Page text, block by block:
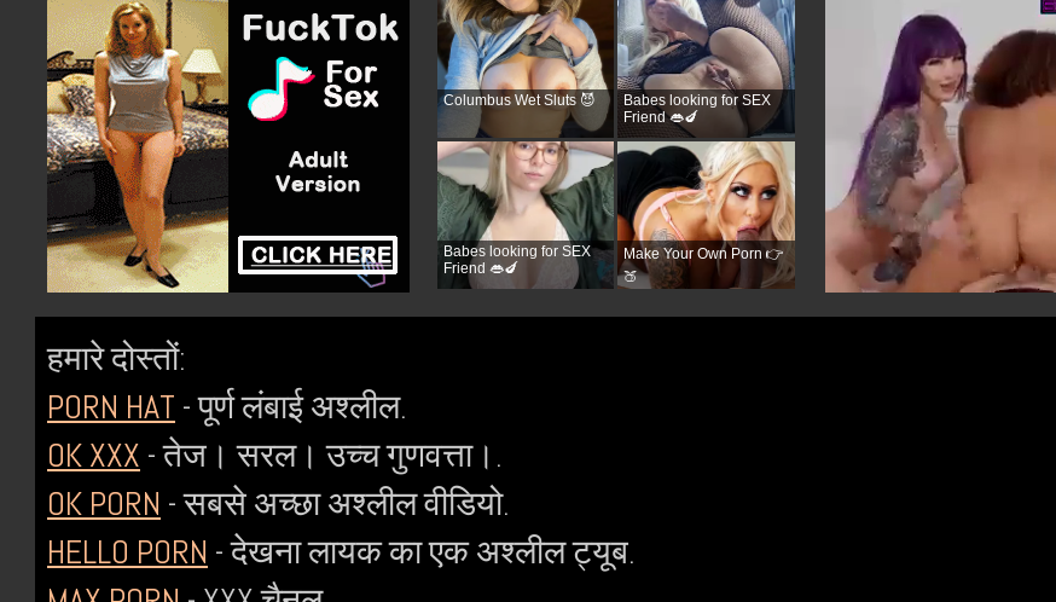
Columbus Wet Sluts 😈
Babes looking for SEX
Friend 👄🍆
Babes looking for SEX
Friend 👄🍆
Make Your Own Porn 👉
🍑
हमारे दोस्तों:
PORN HAT - पूर्ण लंबाई अश्लील.
OK XXX - तेज। सरल। उच्च गुणवत्ता।.
OK PORN - सबसे अच्छा अश्लील वीडियो.
HELLO PORN - देखना लायक का एक अश्लील ट्यूब.